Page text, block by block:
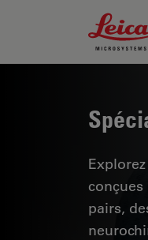
Leica
pairs,